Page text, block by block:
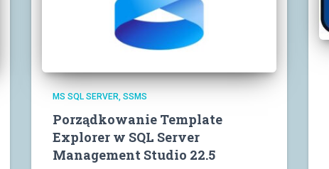
MS SQL SERVER SSMS
Porządkowanie Template
Explorer w SQL Server
Management Studio 22.5